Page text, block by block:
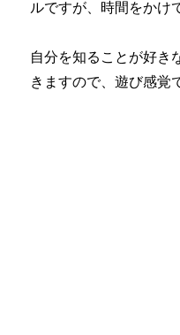
ルですが、時間をかけ
自分を知ることが好き
きますので、遊び感覚